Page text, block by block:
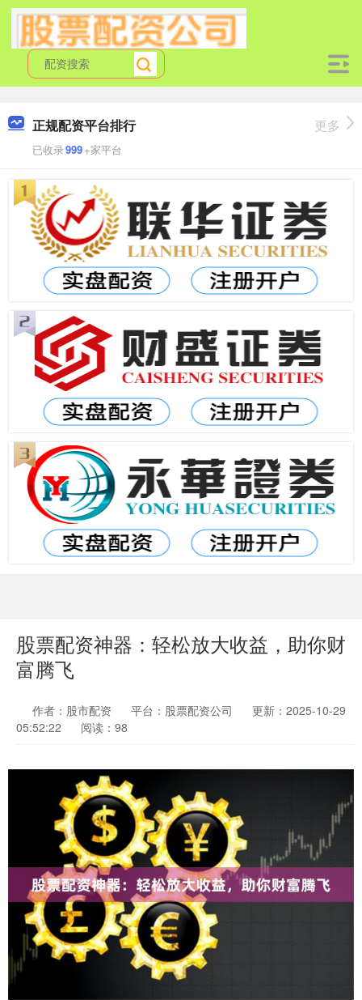
正规配资平台排行
已收录999+家平台
更多
股票配资神器：轻松放大收益，助你财
富腾飞
作者：股市配资 平台：股票配资公司
更新：2025-10-29
05:52:22
阅读：98